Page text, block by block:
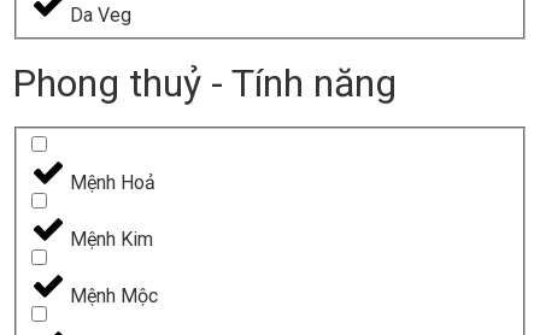
Da Veg
Phong thuỷ - Tính năng
Mệnh Hoả
Mệnh Kim
Mệnh Mộc